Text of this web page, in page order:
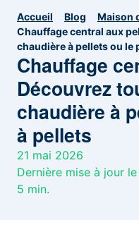
Accueil Blog
Maison
Chauffage central aux
chaudière à pellets ou le
Chauffage
Découvrez
chaudière à
à pellets
21 mai 2026
Dernière mise à jour
5 min.